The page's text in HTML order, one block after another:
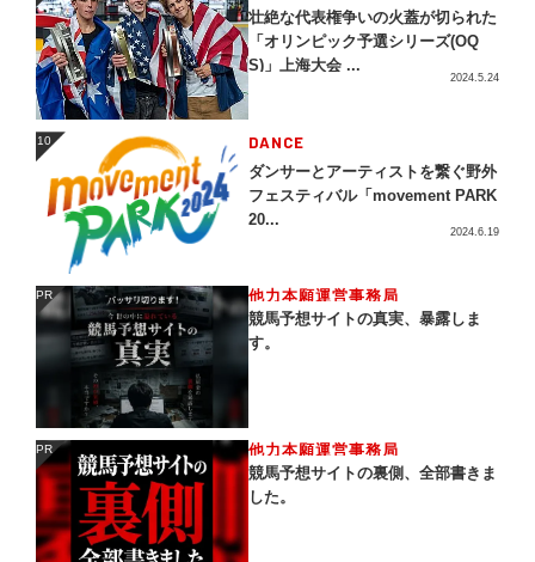
壮絶な代表権争いの火蓋が切られた
「オリンピック予選シリーズ(OQ
S)」上海大会 ...
2024.5.24
10 DANCE
ダンサーとアーティストを繋ぐ野外
フェスティバル「movement PARK
20...
2024.6.19
PR 他力本願運営事務局
競馬予想サイトの真実、暴露しま
す。
PR 他力本願運営事務局
競馬予想サイトの裏側、全部書きま
した。